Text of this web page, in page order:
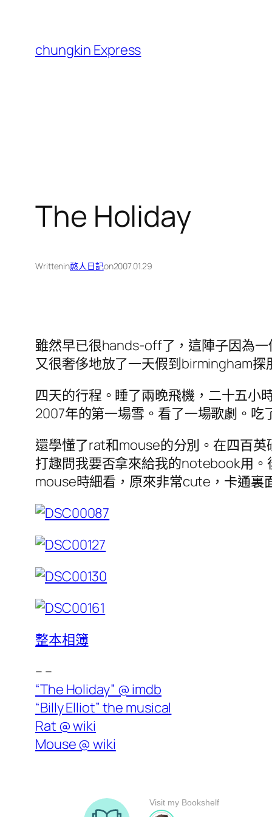
chungkin Express
The Holiday
Writtenin憨人日記on2007.01.29
雖然早已很hands-off了，這陣子因為
又很奢侈地放了一天假到birmingham探
四天的行程。睡了兩晚飛機，二十五小
2007年的第一場雪。看了一場歌劇。
還學懂了rat和mouse的分別。在四百
打趣問我要否拿來給我的notebook用
mouse時細看，原來非常cute，卡通裏
整本相簿
– –
“The Holiday” @ imdb
“Billy Elliot” the musical
Rat @ wiki
Mouse @ wiki